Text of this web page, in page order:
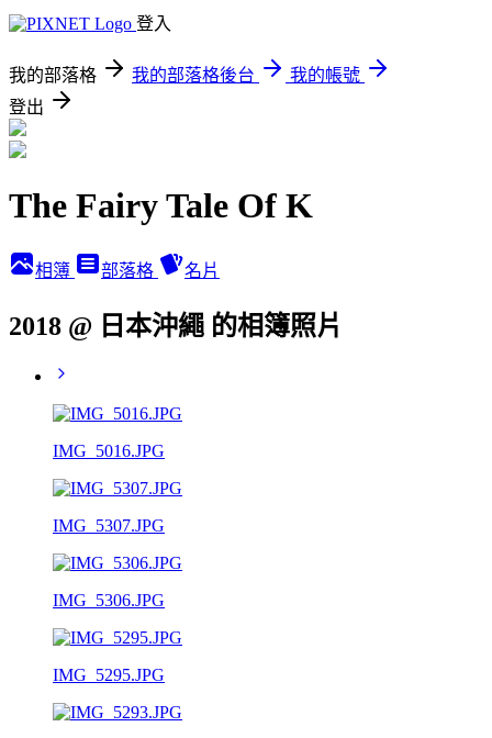
登入
我的部落格 我的部落格後台
我的帳號
登出
The Fairy Tale Of K
相簿 部落格 名片
2018 @ 日本沖繩 的相簿照片
IMG_5016.JPG
IMG_5307.JPG
IMG_5306.JPG
IMG_5295.JPG